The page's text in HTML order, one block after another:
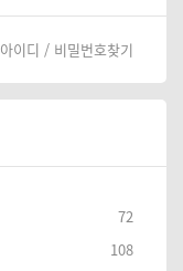
아이디 / 비밀번호찾기
72
108